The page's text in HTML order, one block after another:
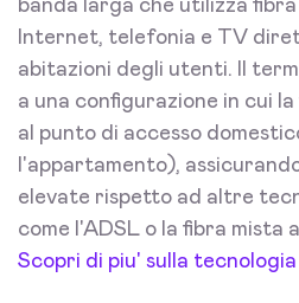
banda larga che utilizza
Internet, telefonia e TV
abitazioni degli utenti. Il
a una configurazione in cui
al punto di accesso
l'appartamento),
elevate rispetto ad altre
come l'ADSL o la fibra mista
Scopri di piu' sulla